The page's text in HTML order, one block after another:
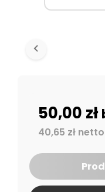
50,00 zł
40,65 zł netto